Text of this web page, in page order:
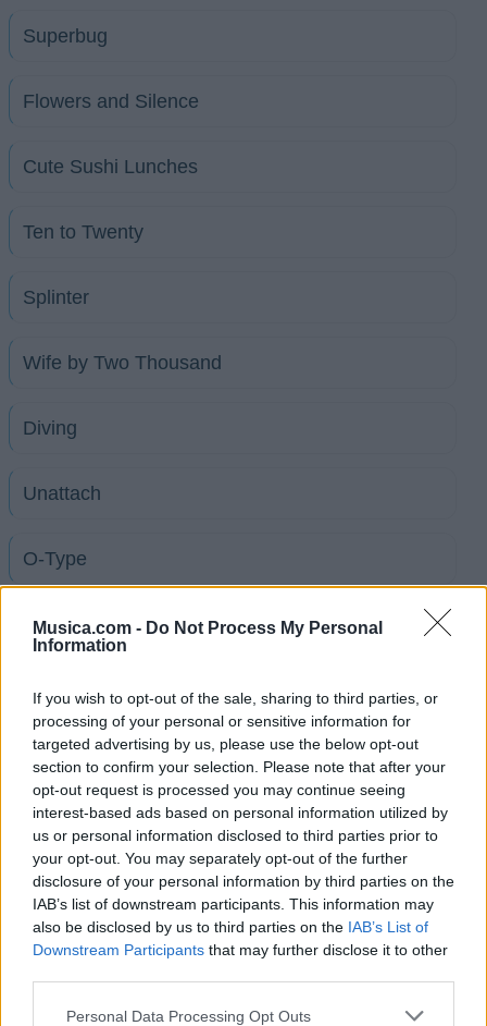
Musica.com - Do Not Process My Personal
Information
If you wish to opt-out of the sale, sharing to third parties, or
processing of your personal or sensitive information for
targeted advertising by us, please use the below opt-out
section to confirm your selection. Please note that after your
opt-out request is processed you may continue seeing
interest-based ads based on personal information utilized by
us or personal information disclosed to third parties prior to
your opt-out. You may separately opt-out of the further
disclosure of your personal information by third parties on the
IAB’s list of downstream participants. This information may
also be disclosed by us to third parties on the IAB’s List of
Downstream Participants that may further disclose it to other
Personal Data Processing Opt Outs
Superbug
Flowers and Silence
Cute Sushi Lunches
Ten to Twenty
Splinter
Wife by Two Thousand
Diving
Unattach
O-Type
Miami Counting
Kiro TV
The Fuel
Think Harder
Blue Movie
Grazes
Ver todas sus letras por orden alfabético